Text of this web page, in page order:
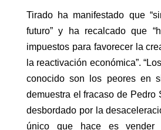
Tirado ha manifestado que
futuro” y ha recalcado que
impuestos para favorecer la
la reactivación económica”.
conocido son los peores en
demuestra el fracaso de Pedro
desbordado por la
único que hace es vender